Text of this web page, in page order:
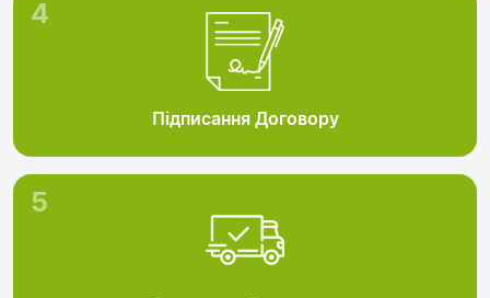
4
Підписання Договору
5